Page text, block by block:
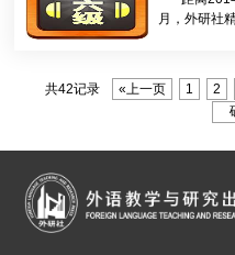
月，外研社
地编写或修
题型的训练
且能够有效
共42记录 «上一页 1 2